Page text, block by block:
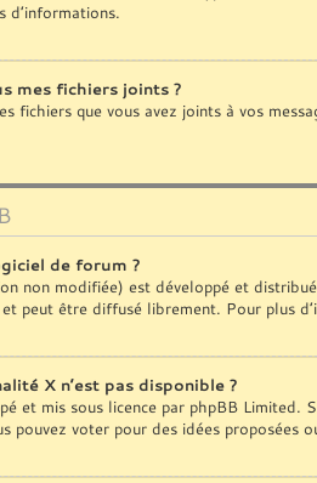
d’informations.
mes fichiers joints ?
fichiers que vous avez joints à vos
de forum ?
non modifiée) est développé et
peut être diffusé librement. Pour plus
X n’est pas disponible ?
et mis sous licence par phpBB Limited.
pouvez voter pour des idées proposées